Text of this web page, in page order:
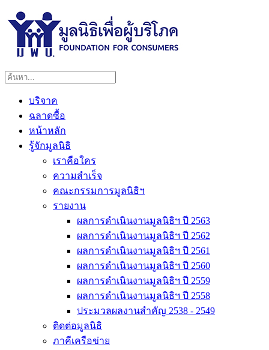
บริจาค
ฉลาดซื้อ
หน้าหลัก
รู้จักมูลนิธิ
เราคือใคร
ความสำเร็จ
คณะกรรมการมูลนิธิฯ
รายงาน
ผลการดำเนินงานมูลนิธิฯ ปี 2563
ผลการดำเนินงานมูลนิธิฯ ปี 2562
ผลการดำเนินงานมูลนิธิฯ ปี 2561
ผลการดำเนินงานมูลนิธิฯ ปี 2560
ผลการดำเนินงานมูลนิธิฯ ปี 2559
ผลการดำเนินงานมูลนิธิฯ ปี 2558
ประมวลผลงานสำคัญ 2538 - 2549
ติดต่อมูลนิธิ
ภาคีเครือข่าย